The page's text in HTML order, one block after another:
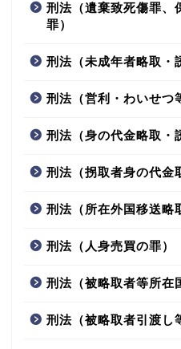
刑法（遺棄致死傷罪、
罪）
刑法（未成年者略取・
刑法（営利・わいせつ
刑法（身の代金略取・
刑法（拐取者身の代金
刑法（所在外国移送略
刑法（人身売買の罪）
刑法（被略取者等所在
刑法（被略取者引渡し